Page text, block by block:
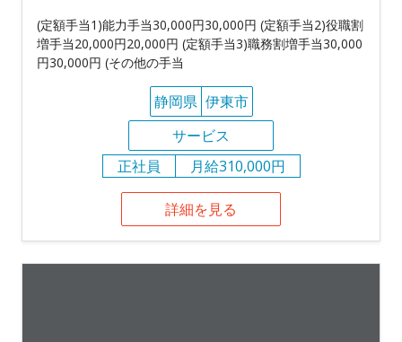
(定額手当1)能力手当30,000円30,000円 (定額手当2)役職割
増手当20,000円20,000円 (定額手当3)職務割増手当30,000
円30,000円 (その他の手当
静岡県 伊東市
サービス
正社員
月給310,000円
詳細を見る